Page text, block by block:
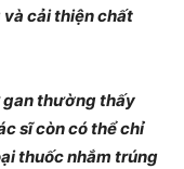
và cải thiện chất
gan thường thấy
sĩ còn có thể chỉ
thuốc nhắm trúng